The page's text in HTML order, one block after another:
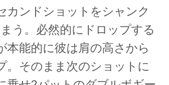
カンドショットをシャンク
う。必然的にドロップする
本能的に彼は肩の高さから
。そのまま次のショットに